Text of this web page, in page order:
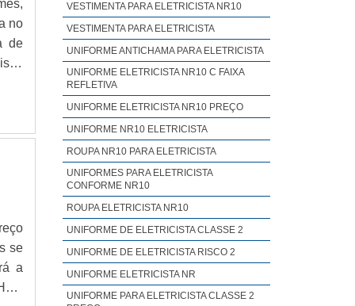
no
de
se
a
VESTIMENTA PARA ELETRICISTA NR10
VESTIMENTA PARA ELETRICISTA
UNIFORME ANTICHAMA PARA ELETRICISTA
UNIFORME ELETRICISTA NR10 C FAIXA
REFLETIVA
UNIFORME ELETRICISTA NR10 PREÇO
UNIFORME NR10 ELETRICISTA
ROUPA NR10 PARA ELETRICISTA
UNIFORMES PARA ELETRICISTA
CONFORME NR10
ROUPA ELETRICISTA NR10
UNIFORME DE ELETRICISTA CLASSE 2
UNIFORME DE ELETRICISTA RISCO 2
UNIFORME ELETRICISTA NR
UNIFORME PARA ELETRICISTA CLASSE 2